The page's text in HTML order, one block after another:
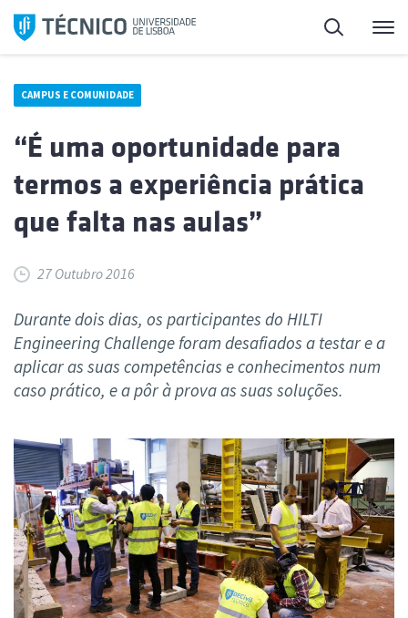
Saltar
para
Pesquisa
CAMPUS E COMUNIDADE
“É uma oportunidade para
termos a experiência prática
que falta nas aulas”
27 Outubro 2016
Durante dois dias, os participantes do HILTI
Engineering Challenge foram desafiados a testar e a
aplicar as suas competências e conhecimentos num
caso prático, e a pôr à prova as suas soluções.